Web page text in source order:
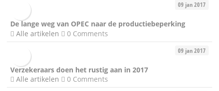
09 jan 2017
De lange weg van OPEC naar de productiebeperking
Alle artikelen
0 Comments
09 jan 2017
Verzekeraars doen het rustig aan in 2017
Alle artikelen
0 Comments